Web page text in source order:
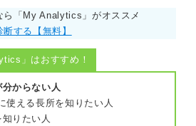
ら「My Analytics」がオススメ
する【無料】
」はおすすめ！
分からない人
使える長所を知りたい人
りたい人